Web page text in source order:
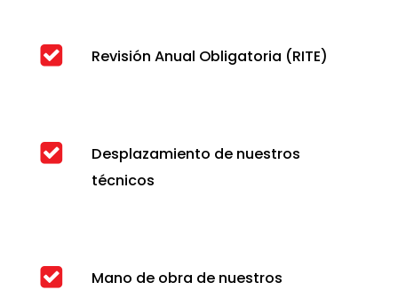
Revisión Anual Obligatoria (RITE)
Desplazamiento de nuestros
técnicos
Mano de obra de nuestros